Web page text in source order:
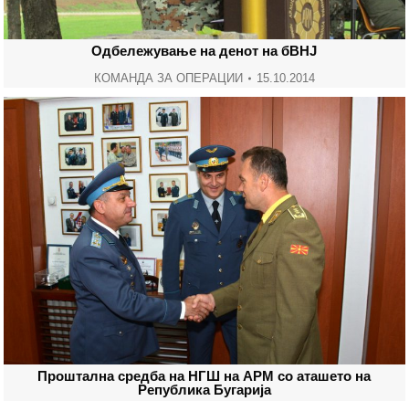
Одбележување на денот на бВНЈ
КОМАНДА ЗА ОПЕРАЦИИ 15.10.2014
Проштална средба на НГШ на АРМ со аташето на
Република Бугарија